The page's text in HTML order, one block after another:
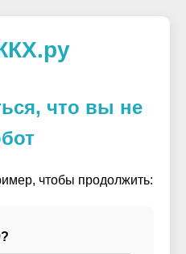
что вы не
чтобы продолжить: